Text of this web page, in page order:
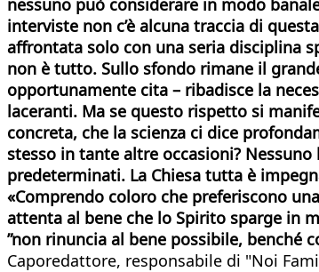
nessuno può considerare in modo
interviste non c’è alcuna traccia di
affrontata solo con una seria disciplina
non è tutto. Sullo sfondo rimane il
opportunamente cita – ribadisce la
laceranti. Ma se questo rispetto si
concreta, che la scienza ci dice
stesso in tante altre occasioni? Nessuno
predeterminati. La Chiesa tutta è
«Comprendo coloro che preferiscono
attenta al bene che lo Spirito sparge in
”non rinuncia al bene possibile, benché
Caporedattore, responsabile di "Noi